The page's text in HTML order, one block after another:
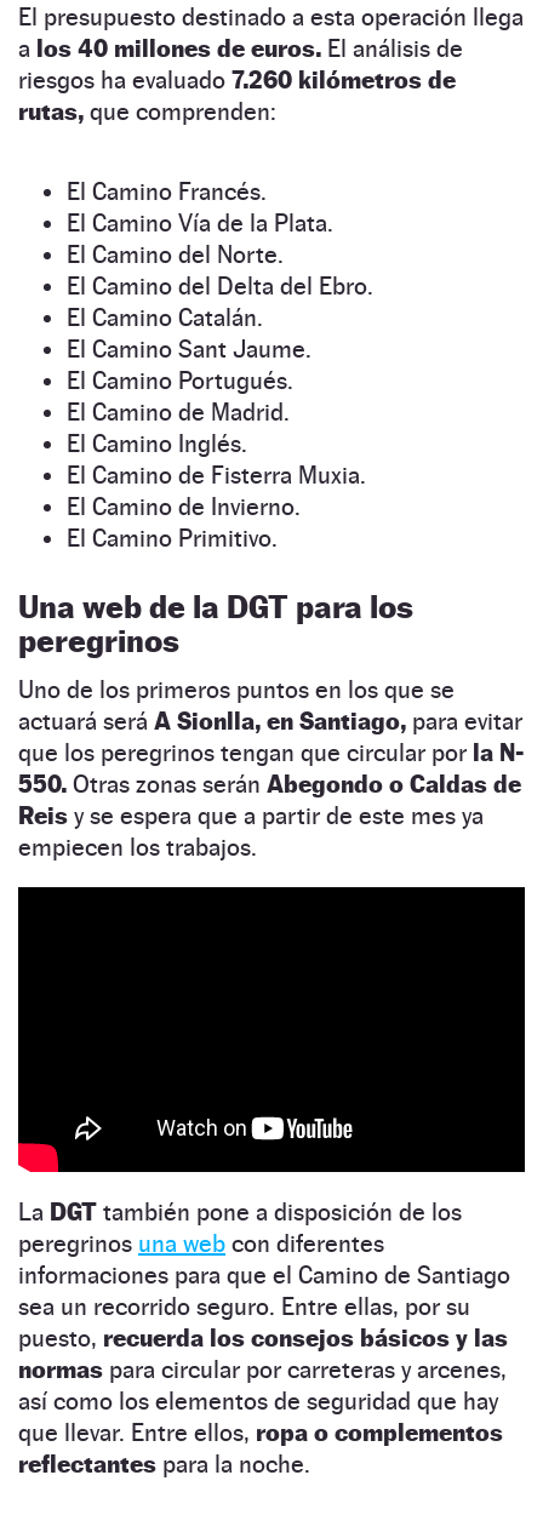
El presupuesto destinado a esta operación llega
a los 40 millones de euros. El análisis de
riesgos ha evaluado 7.260 kilómetros de
rutas, que comprenden:
El Camino Francés.
El Camino Vía de la Plata.
El Camino del Norte.
El Camino del Delta del Ebro.
El Camino Catalán.
El Camino Sant Jaume.
El Camino Portugués.
El Camino de Madrid.
El Camino Inglés.
El Camino de Fisterra Muxia.
El Camino de Invierno.
El Camino Primitivo.
Una web de la DGT para los
peregrinos
Uno de los primeros puntos en los que se
actuará será A Sionlla, en Santiago, para evitar
que los peregrinos tengan que circular por la N-
550. Otras zonas serán Abegondo o Caldas de
Reis y se espera que a partir de este mes ya
empiecen los trabajos.
La DGT también pone a disposición de los
peregrinos una web con diferentes
informaciones para que el Camino de Santiago
sea un recorrido seguro. Entre ellas, por su
puesto, recuerda los consejos básicos y las
normas para circular por carreteras y arcenes,
así como los elementos de seguridad que hay
que llevar. Entre ellos, ropa o complementos
reflectantes para la noche.